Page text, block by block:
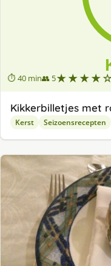
⏱ 40 min👥 5
Kikkerbilletjes met
Kerst Seizoensrecepten